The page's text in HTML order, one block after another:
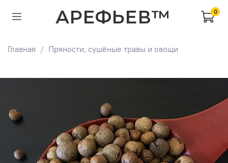
АРЕФЬЕВ™ 0
Главная Пряности, сушёные травы и овощи